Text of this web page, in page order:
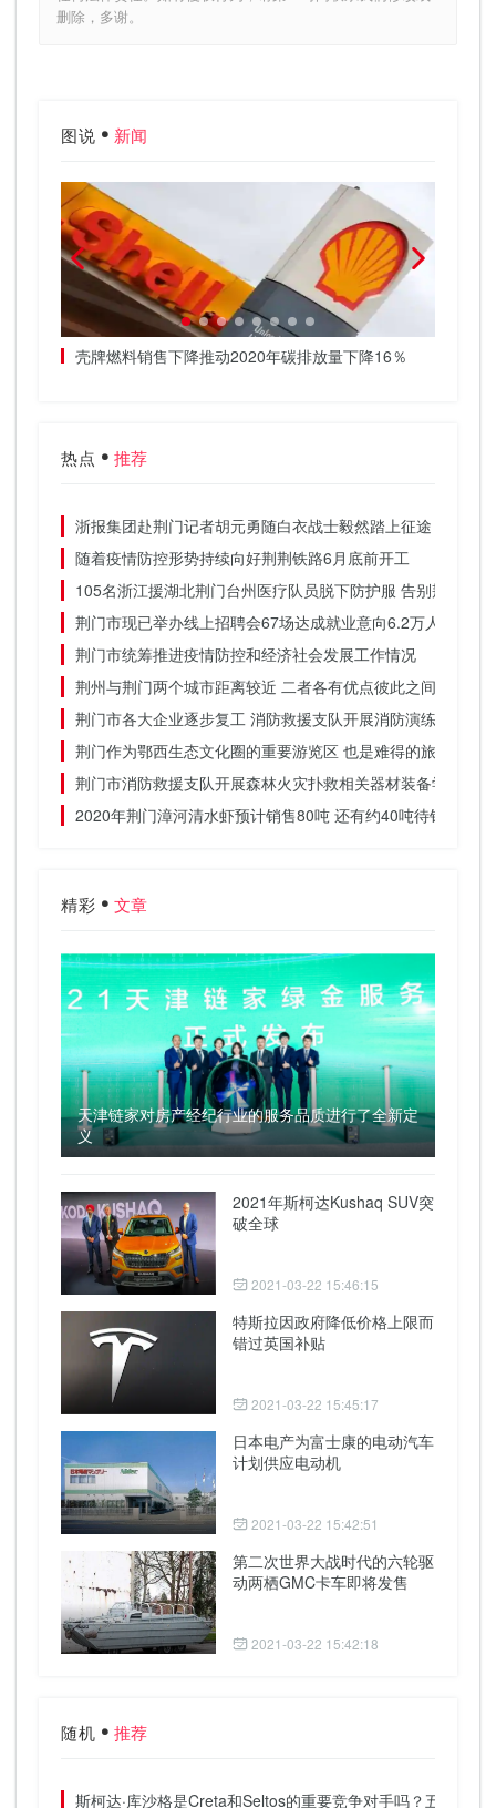
删除，多谢。
图说 新闻
壳牌燃料销售下降推动2020年碳排放量下降16％
热点 推荐
浙报集团赴荆门记者胡元勇随白衣战士毅然踏上征途
随着疫情防控形势持续向好荆荆铁路6月底前开工
105名浙江援湖北荆门台州医疗队员脱下防护服 告别荆门的
荆门市现已举办线上招聘会67场达成就业意向6.2万人
荆门市统筹推进疫情防控和经济社会发展工作情况
荆州与荆门两个城市距离较近 二者各有优点彼此之间差别不
荆门市各大企业逐步复工 消防救援支队开展消防演练
荆门作为鄂西生态文化圈的重要游览区 也是难得的旅游胜地
荆门市消防救援支队开展森林火灾扑救相关器材装备学习
2020年荆门漳河清水虾预计销售80吨 还有约40吨待销
精彩 文章
天津链家对房产经纪行业的服务品质进行了全新定
义
2021年斯柯达Kushaq SUV突
破全球
2021-03-22 15:46:15
特斯拉因政府降低价格上限而
错过英国补贴
2021-03-22 15:45:17
日本电产为富士康的电动汽车
计划供应电动机
2021-03-22 15:42:51
第二次世界大战时代的六轮驱
动两栖GMC卡车即将发售
2021-03-22 15:42:18
随机 推荐
斯柯达·库沙格是Creta和Seltos的重要竞争对手吗？五个重点